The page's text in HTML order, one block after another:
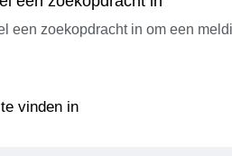
een zoekopdracht in om een
vinden in